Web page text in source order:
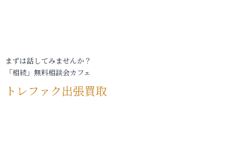
まずは話してみませんか？
「相続」無料相談会カフェ
トレファク出張買取